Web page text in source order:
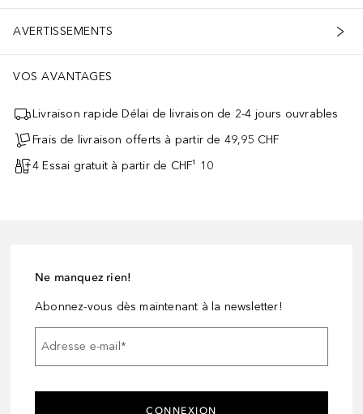
AVERTISSEMENTS
VOS AVANTAGES
Livraison rapide Délai de livraison de 2-4 jours ouvrables
Frais de livraison offerts à partir de 49,95 CHF
4 Essai gratuit à partir de CHF¹ 10
Ne manquez rien!
Abonnez-vous dès maintenant à la newsletter!
Adresse e-mail*
CONNEXION